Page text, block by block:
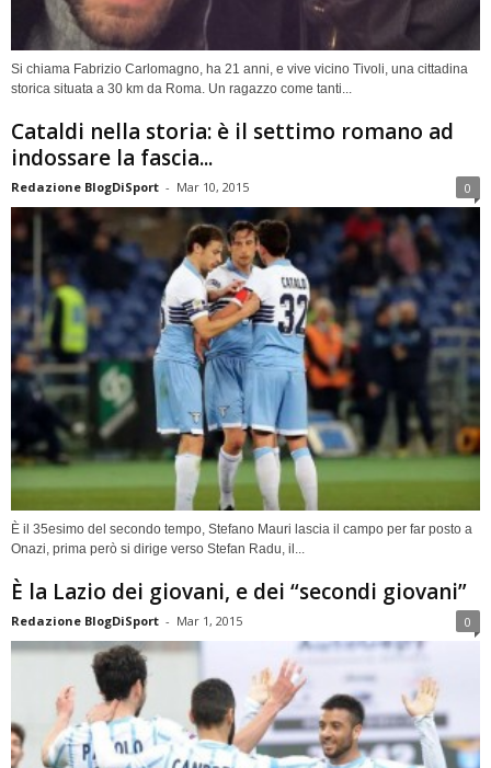
Si chiama Fabrizio Carlomagno, ha 21 anni, e vive vicino Tivoli, una cittadina
storica situata a 30 km da Roma. Un ragazzo come tanti...
Cataldi nella storia: è il settimo romano ad
indossare la fascia...
Redazione BlogDiSport - Mar 10, 2015 0
È il 35esimo del secondo tempo, Stefano Mauri lascia il campo per far posto a
Onazi, prima però si dirige verso Stefan Radu, il...
È la Lazio dei giovani, e dei “secondi giovani”
Redazione BlogDiSport - Mar 1, 2015 0